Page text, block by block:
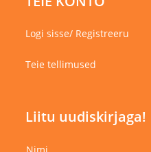
Logi sisse/ Registreeru
Teie tellimused
Liitu uudiskirjaga!